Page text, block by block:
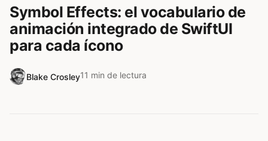
Symbol Effects: el vocabulario de
animación integrado de SwiftUI
para cada ícono
Blake Crosley11 min de lectura